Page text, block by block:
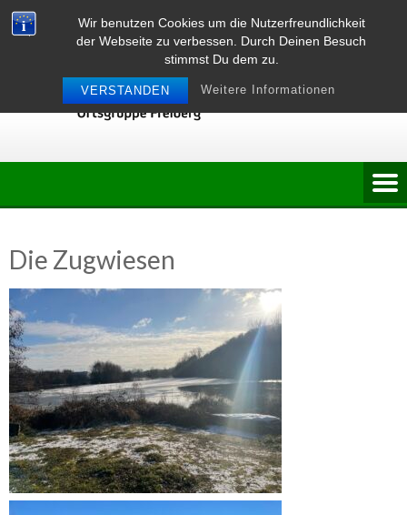
Wir benutzen Cookies um die Nutzerfreundlichkeit
der Webseite zu verbessen. Durch Deinen Besuch
stimmst Du dem zu.
VERSTANDEN Weitere Informationen
Skip
to
Die Zugwiesen